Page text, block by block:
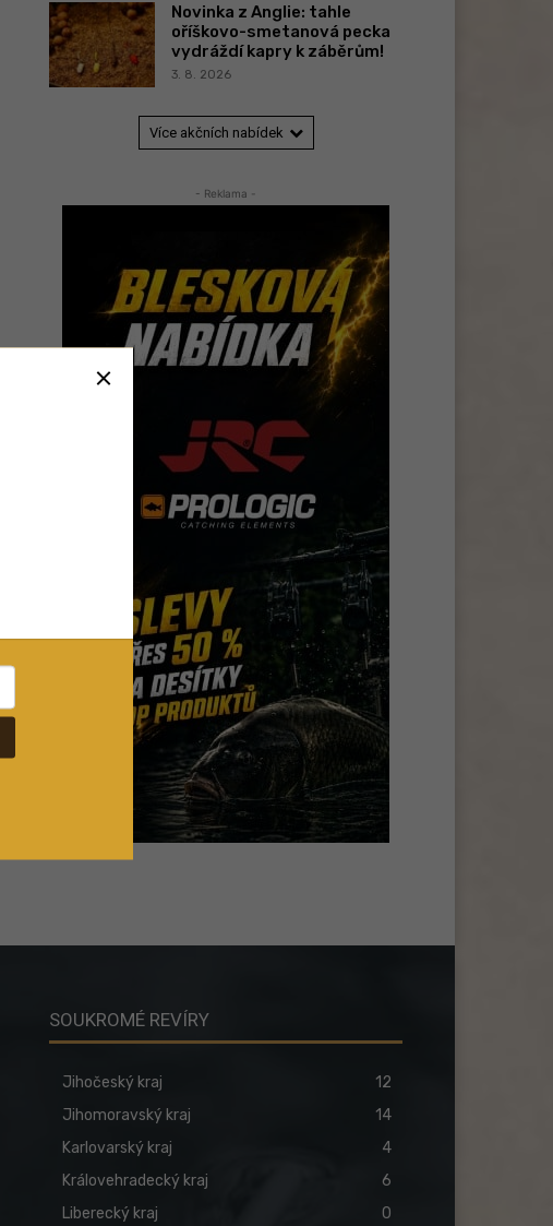
Novinka z Anglie: tahle
oříškovo-smetanová pecka
vydráždí kapry k záběrům!
3. 8. 2026
Více akčních nabídek
- Reklama -
SOUKROMÉ REVÍRY
Jihočeský kraj
12
Jihomoravský kraj
14
Karlovarský kraj
4
Královehradecký kraj
6
Liberecký kraj
0